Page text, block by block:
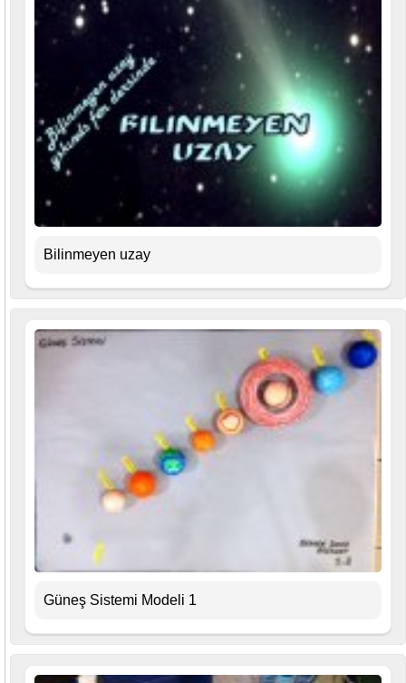
Bilinmeyen uzay
Güneş Sistemi Modeli 1